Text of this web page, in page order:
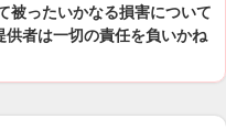
被ったいかなる損害について
者は一切の責任を負いかね